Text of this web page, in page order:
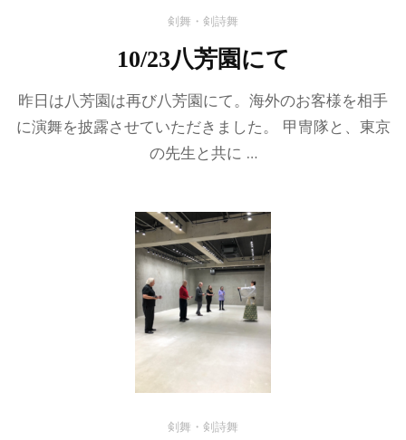
剣舞・剣詩舞
10/23八芳園にて
昨日は八芳園は再び八芳園にて。海外のお客様を相手
に演舞を披露させていただきました。 甲冑隊と、東京
の先生と共に …
剣舞・剣詩舞